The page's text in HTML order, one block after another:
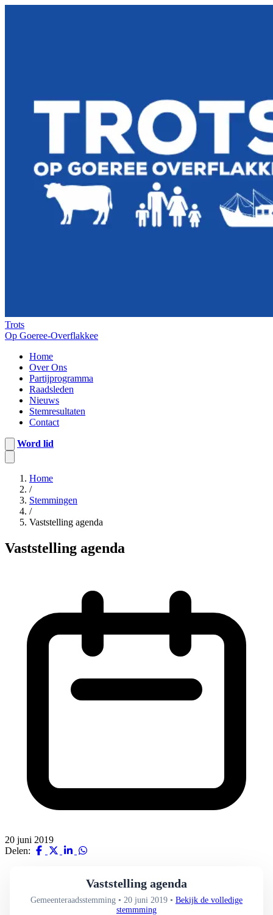
Trots
Op Goeree-Overflakkee
Home
Over Ons
Partijprogramma
Raadsleden
Nieuws
Stemresultaten
Contact
Word lid
Home
/
Stemmingen
/
Vaststelling agenda
Vaststelling agenda
20 juni 2019
Delen:
Vaststelling agenda
Gemeenteraadsstemming • 20 juni 2019 • Bekijk de volledige
stemmming